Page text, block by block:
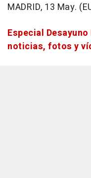
MADRID, 13 May.
Especial
noticias, fotos y